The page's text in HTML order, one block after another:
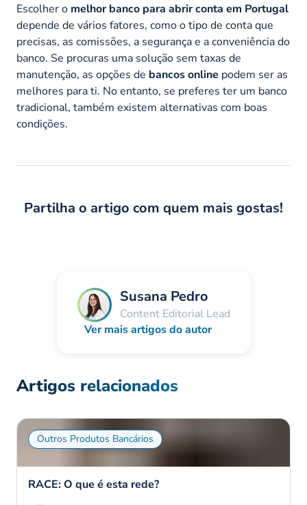
Escolher o melhor banco para abrir conta em Portugal
depende de vários fatores, como o tipo de conta que
precisas, as comissões, a segurança e a conveniência do
banco. Se procuras uma solução sem taxas de
manutenção, as opções de bancos online podem ser as
melhores para ti. No entanto, se preferes ter um banco
tradicional, também existem alternativas com boas
condições.
Partilha o artigo com quem mais gostas!
Susana Pedro
Content Editorial Lead
Ver mais artigos do autor
Artigos relacionados
Outros Produtos Bancários
RACE: O que é esta rede?